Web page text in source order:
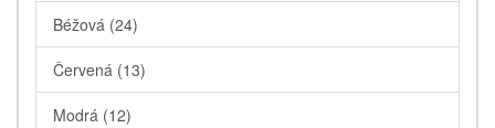
Béžová (24)
Červená (13)
Modrá (12)